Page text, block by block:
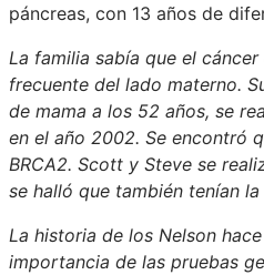
páncreas, con 13 años de
La familia sabía que el
frecuente del lado materno.
de mama a los 52 años, se
en el año 2002. Se encontró
BRCA2. Scott y Steve se
se halló que también tenían
La historia de los Nelson
importancia de las pruebas